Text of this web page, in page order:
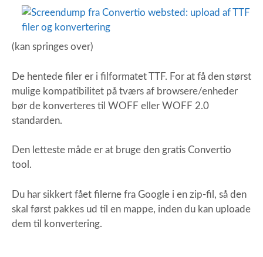
(kan springes over)
De hentede filer er i filformatet TTF. For at få den størst
mulige kompatibilitet på tværs af browsere/enheder
bør de konverteres til WOFF eller WOFF 2.0
standarden.
Den letteste måde er at bruge den gratis Convertio
tool.
Du har sikkert fået filerne fra Google i en zip-fil, så den
skal først pakkes ud til en mappe, inden du kan uploade
dem til konvertering.